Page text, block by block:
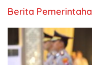
Berita